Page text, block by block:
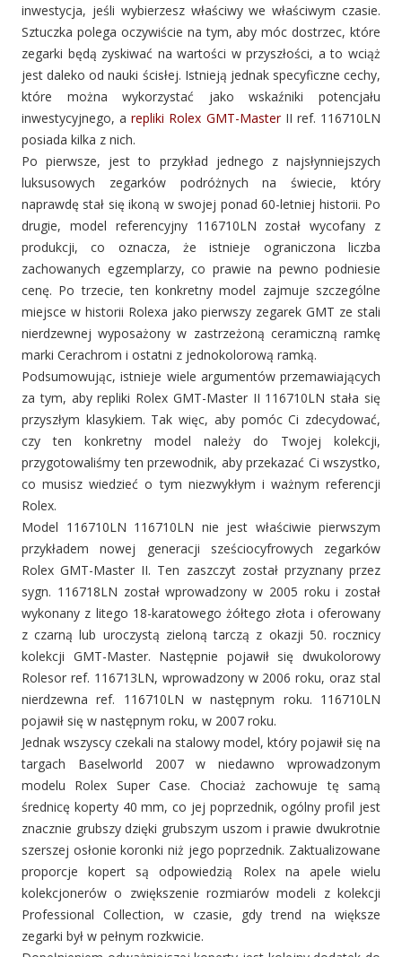
inwestycja, jeśli wybierzesz właściwy we właściwym czasie.
Sztuczka polega oczywiście na tym, aby móc dostrzec, które
zegarki będą zyskiwać na wartości w przyszłości, a to wciąż
jest daleko od nauki ścisłej. Istnieją jednak specyficzne cechy,
które można wykorzystać jako wskaźniki potencjału
inwestycyjnego, arepliki Rolex GMT-MasterII ref. 116710LN
posiada kilka z nich.
Po pierwsze, jest to przykład jednego z najsłynniejszych
luksusowych zegarków podróżnych na świecie, który
naprawdę stał się ikoną w swojej ponad 60-letniej historii. Po
drugie, model referencyjny 116710LN został wycofany z
produkcji, co oznacza, że istnieje ograniczona liczba
zachowanych egzemplarzy, co prawie na pewno podniesie
cenę. Po trzecie, ten konkretny model zajmuje szczególne
miejsce w historii Rolexa jako pierwszy zegarek GMT ze stali
nierdzewnej wyposażony w zastrzeżoną ceramiczną ramkę
marki Cerachrom i ostatni z jednokolorową ramką.
Podsumowując, istnieje wiele argumentów przemawiających
za tym, aby repliki Rolex GMT-Master II 116710LN stała się
przyszłym klasykiem. Tak więc, aby pomóc Ci zdecydować,
czy ten konkretny model należy do Twojej kolekcji,
przygotowaliśmy ten przewodnik, aby przekazać Ci wszystko,
co musisz wiedzieć o tym niezwykłym i ważnym referencji
Rolex.
Model 116710LN 116710LN nie jest właściwie pierwszym
przykładem nowej generacji sześciocyfrowych zegarków
Rolex GMT-Master II. Ten zaszczyt został przyznany przez
sygn. 116718LN został wprowadzony w 2005 roku i został
wykonany z litego 18-karatowego żółtego złota i oferowany
z czarną lub uroczystą zieloną tarczą z okazji 50. rocznicy
kolekcji GMT-Master. Następnie pojawił się dwukolorowy
Rolesor ref. 116713LN, wprowadzony w 2006 roku, oraz stal
nierdzewna ref. 116710LN w następnym roku. 116710LN
pojawił się w następnym roku, w 2007 roku.
Jednak wszyscy czekali na stalowy model, który pojawił się na
targach Baselworld 2007 w niedawno wprowadzonym
modelu Rolex Super Case. Chociaż zachowuje tę samą
średnicę koperty 40 mm, co jej poprzednik, ogólny profil jest
znacznie grubszy dzięki grubszym uszom i prawie dwukrotnie
szerszej osłonie koronki niż jego poprzednik. Zaktualizowane
proporcje kopert są odpowiedzią Rolex na apele wielu
kolekcjonerów o zwiększenie rozmiarów modeli z kolekcji
Professional Collection, w czasie, gdy trend na większe
zegarki był w pełnym rozkwicie.